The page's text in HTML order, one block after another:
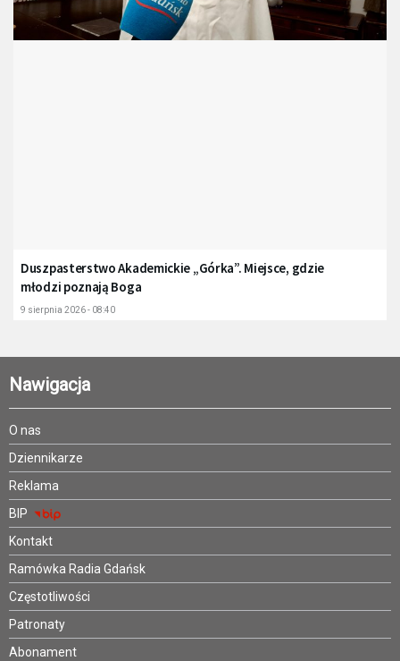
Duszpasterstwo Akademickie „Górka”. Miejsce, gdzie
młodzi poznają Boga
9 sierpnia 2026 - 08:40
Nawigacja
O nas
Dziennikarze
Reklama
BIP
Kontakt
Ramówka Radia Gdańsk
Częstotliwości
Patronaty
Abonament